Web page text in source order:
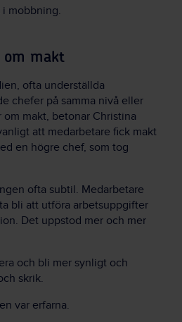
mobbning.
om makt
ofta underställda
chefer på samma nivå eller
makt, betonar Christina
att medarbetare fick makt
en högre chef, som tog
ofta subtil. Medarbetare
bli att utföra arbetsuppgifter
Det uppstod mer och mer
och bli mer synligt och
skrik.
var erfarna.